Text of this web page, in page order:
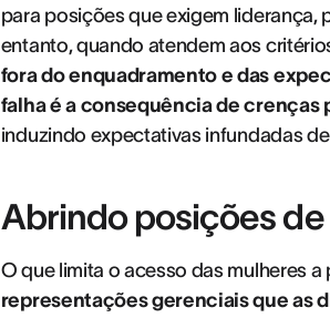
para posições que exigem liderança,
entanto, quando atendem aos
fora do enquadramento e das
falha é a consequência de
induzindo expectativas infundadas
Abrindo posições
O que limita o acesso das mulheres
representações gerenciais que as